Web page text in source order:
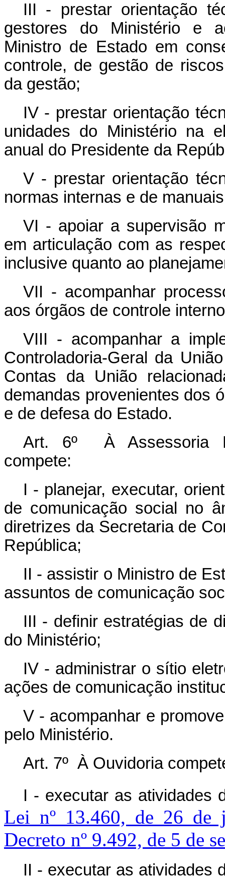
III - prestar orientação
gestores do Ministério e
Ministro de Estado em
controle, de gestão de
da gestão;
IV - prestar orientação
unidades do Ministério na
anual do Presidente da
V - prestar orientação
normas internas e de
VI - apoiar a supervisão
em articulação com as
inclusive quanto ao
VII - acompanhar
aos órgãos de controle
VIII - acompanhar a
Controladoria-Geral da
Contas da União
demandas provenientes dos
e de defesa do Estado.
Art. 6º À Assessoria
compete:
I - planejar, executar,
de comunicação social no
diretrizes da Secretaria de
República;
II - assistir o Ministro de
assuntos de comunicação
III - definir estratégias de
do Ministério;
IV - administrar o sítio
ações de comunicação
V - acompanhar e
pelo Ministério.
Art. 7º À Ouvidoria
I - executar as atividades
Lei nº 13.460, de 26 de
Decreto nº 9.492, de 5 de
II - executar as atividades